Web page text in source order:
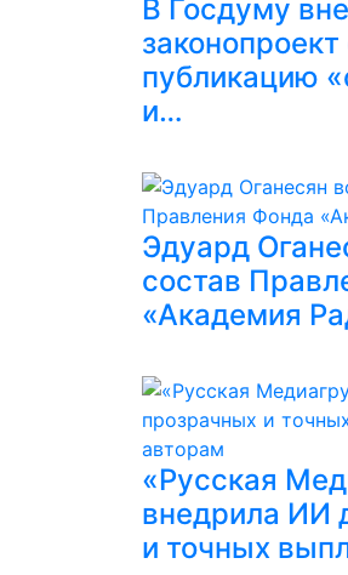
В Госдуму
публикацию
и…
Эдуард
состав
«Академия
«Русская
внедрила ИИ
и точных